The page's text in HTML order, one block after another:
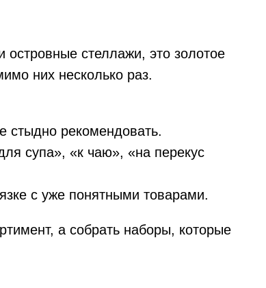
островные стеллажи, это золотое
них несколько раз.
стыдно рекомендовать.
супа», «к чаю», «на перекус
с уже понятными товарами.
а собрать наборы, которые